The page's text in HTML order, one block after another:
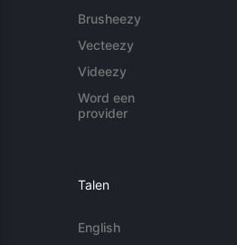
Brusheezy
Vecteezy
Videezy
Word een
provider
Talen
English